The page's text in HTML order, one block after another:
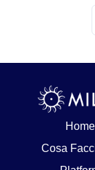
Home
Cosa